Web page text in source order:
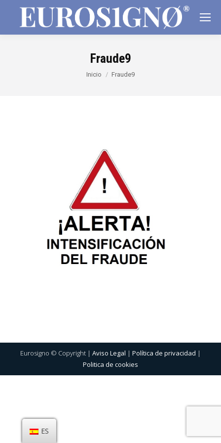
Fraude9
Estás aquí:
Inicio Fraude9
Eurosigno © Copyright | Aviso Legal | Política de privacidad |
Politica de cookies
ES